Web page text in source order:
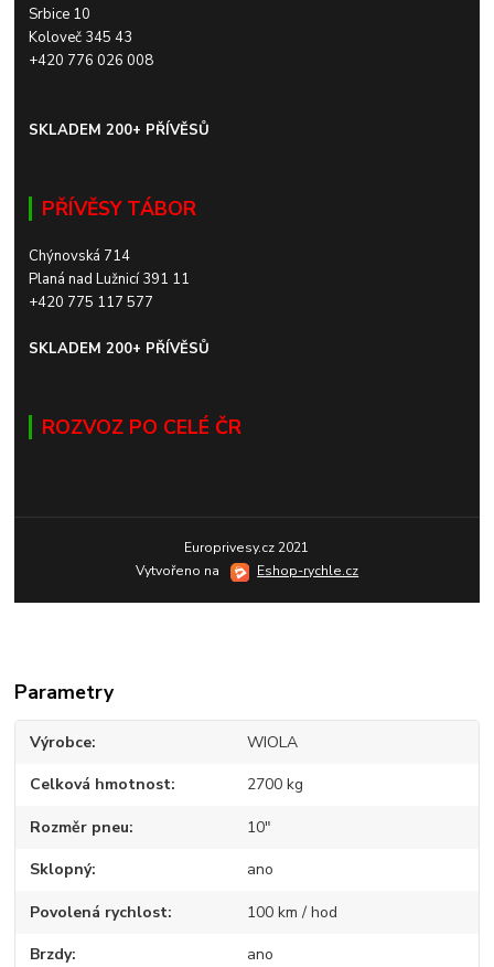
Srbice 10
Koloveč 345 43
+420 776 026 008
SKLADEM 200+ PŘÍVĚSŮ
PŘÍVĚSY TÁBOR
Chýnovská 714
Planá nad Lužnicí 391 11
+420 775 117 577
SKLADEM 200+ PŘÍVĚSŮ
ROZVOZ PO CELÉ ČR
Europrivesy.cz 2021
Vytvořeno na
Eshop-rychle.cz
Parametry
Výrobce WIOLA
Celková hmotnost 2700 kg
Rozměr pneu 10"
Sklopný ano
Povolená rychlost 100 km / hod
Brzdy ano